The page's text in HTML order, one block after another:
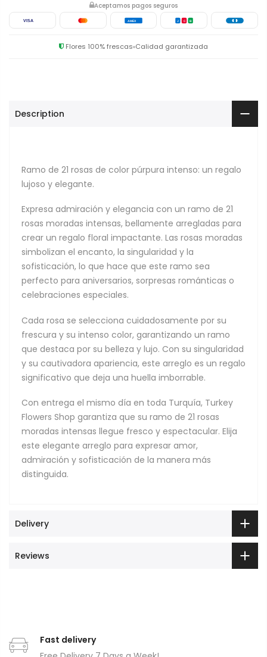
Aceptamos pagos seguros
VISA AMEX J C B
Flores 100% frescas Calidad garantizada
Description
Ramo de 21 rosas de color púrpura intenso: un regalo
lujoso y elegante.
Expresa admiración y elegancia con un ramo de 21
rosas moradas intensas, bellamente arregladas para
crear un regalo floral impactante. Las rosas moradas
simbolizan el encanto, la singularidad y la
sofisticación, lo que hace que este ramo sea
perfecto para aniversarios, sorpresas románticas o
celebraciones especiales.
Cada rosa se selecciona cuidadosamente por su
frescura y su intenso color, garantizando un ramo
que destaca por su belleza y lujo. Con su singularidad
y su cautivadora apariencia, este arreglo es un regalo
significativo que deja una huella imborrable.
Con entrega el mismo día en toda Turquía, Turkey
Flowers Shop garantiza que su ramo de 21 rosas
moradas intensas llegue fresco y espectacular. Elija
este elegante arreglo para expresar amor,
admiración y sofisticación de la manera más
distinguida.
Delivery
Reviews
Fast delivery